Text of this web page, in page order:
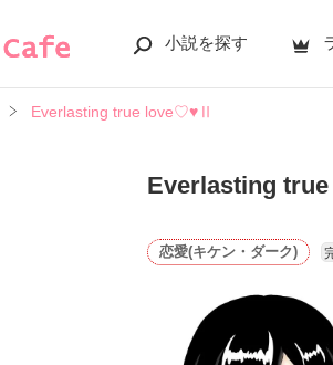
小説を探す
Everlasting true love♡♥Ⅱ
Everlasting
恋愛(キケン・ダーク)